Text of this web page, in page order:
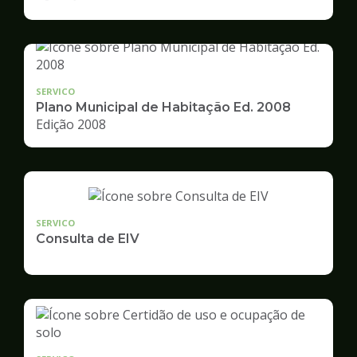
Desenvolvimento
Urbano
SERVICO
Plano Municipal de Habitação Ed. 2008
Edição 2008
SERVICO
Consulta de EIV